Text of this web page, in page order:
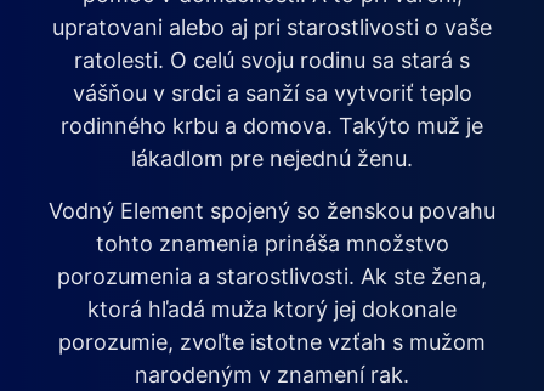
upratovani alebo aj pri starostlivosti o vaše
ratolesti. O celú svoju rodinu sa stará s
vášňou v srdci a sanží sa vytvoriť teplo
rodinného krbu a domova. Takýto muž je
lákadlom pre nejednú ženu.
Vodný Element spojený so ženskou povahu
tohto znamenia prináša množstvo
porozumenia a starostlivosti. Ak ste žena,
ktorá hľadá muža ktorý jej dokonale
porozumie, zvoľte istotne vzťah s mužom
narodeným v znamení rak.